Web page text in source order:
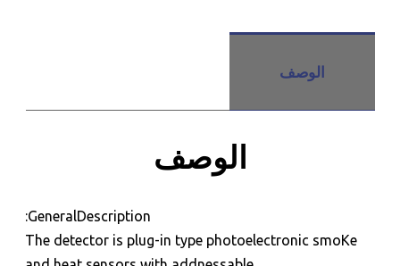
الوصف
الوصف
GeneralDescription:
The detector is plug-in type photoelectronic smoKe